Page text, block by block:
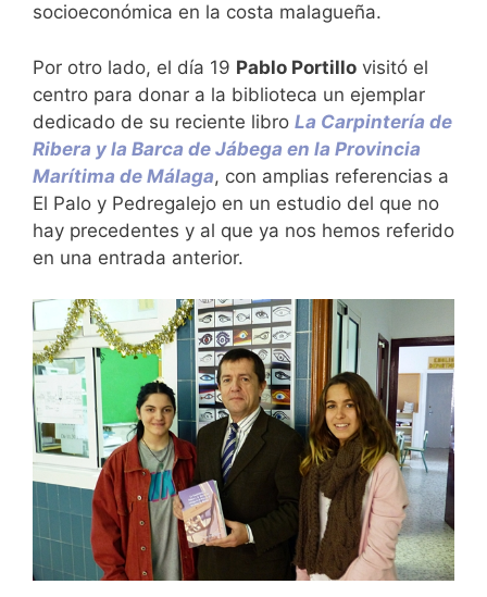
socioeconómica en la costa malagueña.
Por otro lado, el día 19 Pablo Portillo visitó el
centro para donar a la biblioteca un ejemplar
dedicado de su reciente libro La Carpintería de
Ribera y la Barca de Jábega en la Provincia
Marítima de Málaga, con amplias referencias a
El Palo y Pedregalejo en un estudio del que no
hay precedentes y al que ya nos hemos referido
en una entrada anterior.